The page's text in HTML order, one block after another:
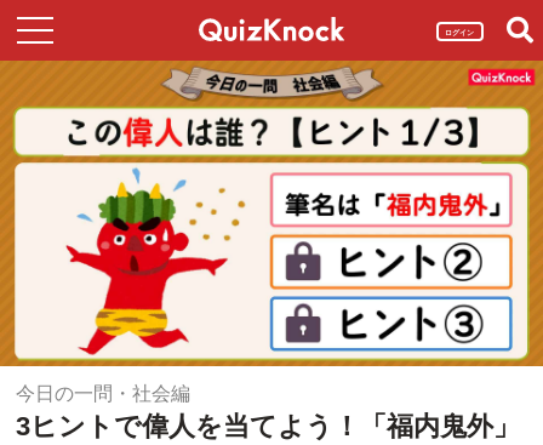
ログイン
今日の一問・社会編
3ヒントで偉人を当てよう！「福内鬼外」